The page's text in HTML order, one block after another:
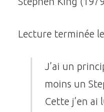
Lecture terminée
J’ai un
moins un
Cette j’en ai